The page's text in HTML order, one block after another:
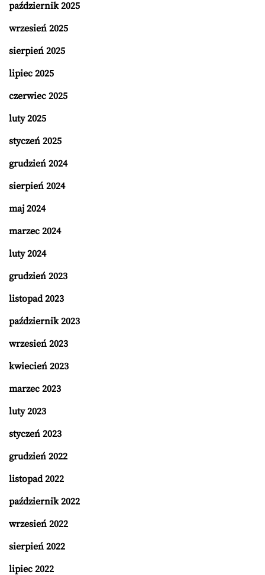
październik 2025
wrzesień 2025
sierpień 2025
lipiec 2025
czerwiec 2025
luty 2025
styczeń 2025
grudzień 2024
sierpień 2024
maj 2024
marzec 2024
luty 2024
grudzień 2023
listopad 2023
październik 2023
wrzesień 2023
kwiecień 2023
marzec 2023
luty 2023
styczeń 2023
grudzień 2022
listopad 2022
październik 2022
wrzesień 2022
sierpień 2022
lipiec 2022